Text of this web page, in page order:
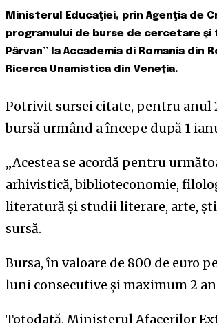
Ministerul Educaţiei, prin Agenţia de
programului de burse de cercetare
Pârvan” la Accademia di Romania
Ricerca Unamistica din Veneţia.
Potrivit sursei citate, pentru anul
bursă urmând a începe după 1
„Acestea se acordă pentru
arhivistică, biblioteconomie,
literatură şi studii literare, arte,
sursă.
Bursa, în valoare de 800 de euro
luni consecutive şi maximum 2
Totodată, Ministerul Afacerilor